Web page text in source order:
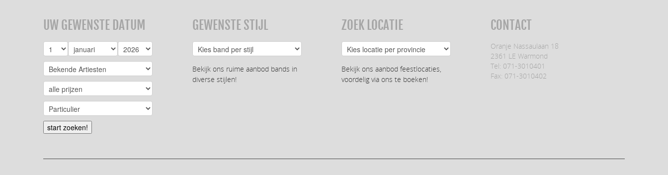
UW GEWENSTE DATUM
start zoeken!
GEWENSTE STIJL
Bekijk ons ruime aanbod bands in
diverse stijlen!
ZOEK LOCATIE
Bekijk ons aanbod feestlocaties,
voordelig via ons te boeken!
CONTACT
Oranje Nassaulaan 18
2361 LE Warmond
Tel: 071-3010401
Fax: 071-3010402